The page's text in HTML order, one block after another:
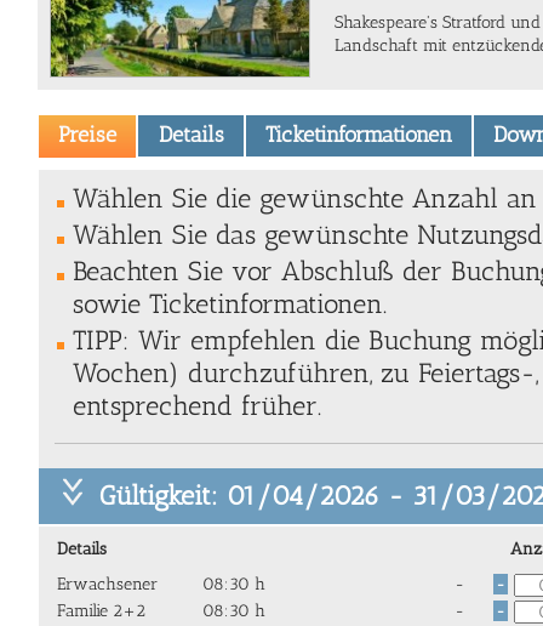
Shakespeare's Stratford
Landschaft mit
Preise Details Ticketinformationen
Wählen Sie die gewünschte Anzahl an
Wählen Sie das gewünschte
Beachten Sie vor Abschluß der
sowie Ticketinformationen.
TIPP: Wir empfehlen die Buchung
Wochen) durchzuführen, zu
entsprechend früher.
Gültigkeit: 01/04/2026 - 31/03/
Details
Erwachsener
08:30 h - -
Familie 2+2 08:30 h - -